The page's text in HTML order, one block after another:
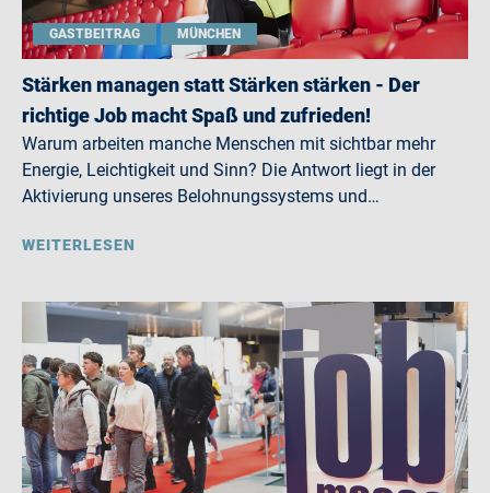
GASTBEITRAG MÜNCHEN
Stärken managen statt Stärken stärken - Der
richtige Job macht Spaß und zufrieden!
Warum arbeiten manche Menschen mit sichtbar mehr
Energie, Leichtigkeit und Sinn? Die Antwort liegt in der
Aktivierung unseres Belohnungssystems und…
WEITERLESEN